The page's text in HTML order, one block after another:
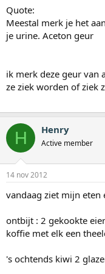
Quote:
Meestal merk je het
je urine. Aceton geur
ik merk deze geur van
ze ziek worden of ziek
H Henry
Active member
14 nov 2012
vandaag ziet mijn eten
ontbijt : 2 gekookte
koffie met elk een
's ochtends kiwi 2